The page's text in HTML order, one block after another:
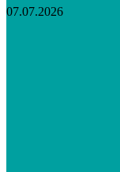
07.07.2026